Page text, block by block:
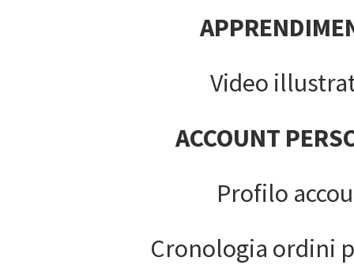
Video
ACCOUNT
Profilo
Cronologia ordini